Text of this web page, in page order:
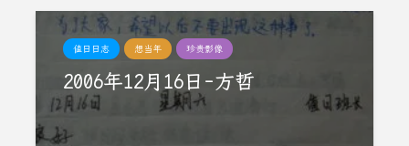
值日日志 想当年 珍贵影像
2006年12月16日-方哲